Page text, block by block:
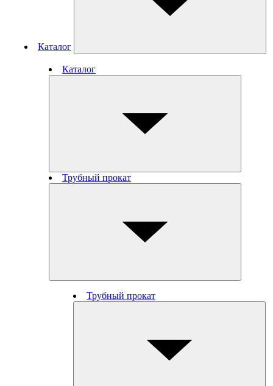
Каталог
Каталог
Трубный прокат
Трубный прокат